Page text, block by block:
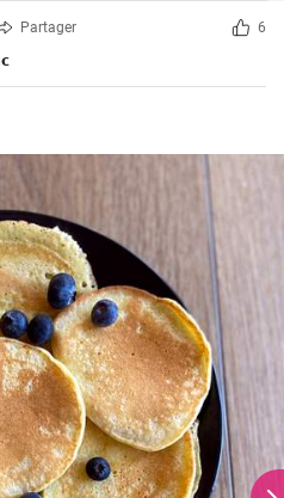
Partager 6